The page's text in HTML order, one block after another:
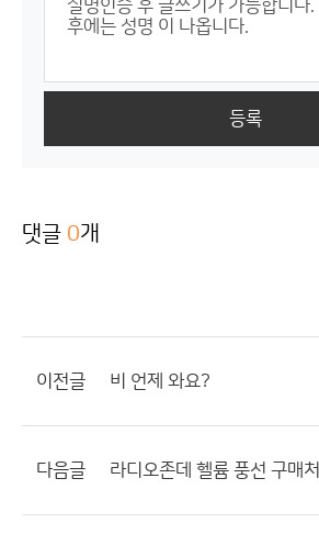
등록
댓글 0개
이전글 비 언제 와요?
다음글 라디오존데 헬륨 풍선 구매처